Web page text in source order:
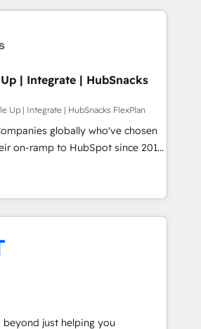
and more Experience
out to see how AI + HubSpot
websites, custom modules,
campaigns, content and
experiences. With our bright
and can-do mentality, we
on a daily basis. So tell us
for you! Driving digital
| Integrate | HubSnacks
Up | Integrate | HubSnacks FlexPlan
globally who've chosen
on-ramp to HubSpot since 2014
go plans that accelerate value...
New or Check-fixing existing
All Experts 3️⃣ Integrate |
your API Integration project... ⬅️
⬅️ to access 150+ Kickstart
that put HubSpot in the center
🛍️ Shopify or
Stripe or Paypal 💰 Sage or
beyond just helping you